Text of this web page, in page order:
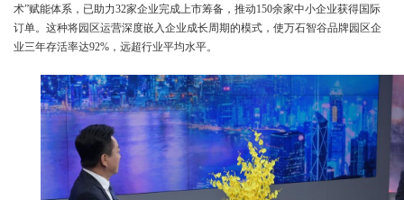
术”赋能体系，已助力32家企业完成上市筹备，推动150余家中小企业获得国际
订单。这种将园区运营深度嵌入企业成长周期的模式，使万石智谷品牌园区企
业三年存活率达92%，远超行业平均水平。